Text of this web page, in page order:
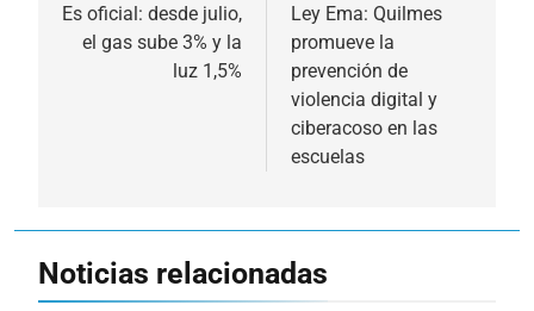
de
entradas
Es oficial: desde julio,
el gas sube 3% y la
luz 1,5%
Ley Ema: Quilmes
promueve la
prevención de
violencia digital y
ciberacoso en las
escuelas
Noticias relacionadas